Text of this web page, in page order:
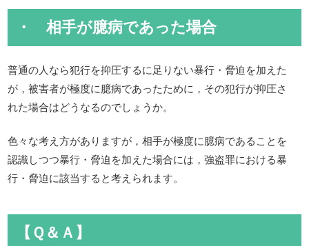
・ 相手が臆病であった場合
普通の人なら犯行を抑圧するに足りない暴行・脅迫を加えた
が，被害者が極度に臆病であったために，その犯行が抑圧さ
れた場合はどうなるのでしょうか。
色々な考え方がありますが，相手が極度に臆病であることを
認識しつつ暴行・脅迫を加えた場合には，強盗罪における暴
行・脅迫に該当すると考えられます。
【Ｑ＆Ａ】